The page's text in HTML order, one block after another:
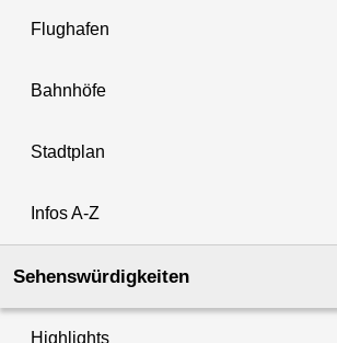
Flughafen
Bahnhöfe
Stadtplan
Infos A-Z
Sehenswürdigkeiten
Highlights